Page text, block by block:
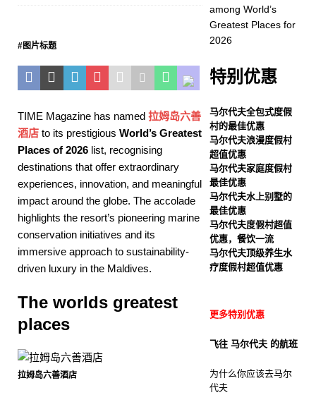
假村
[ 3 月 24, 2026 ] TIME
recognises Six Senses
Laamu among World’s
Greatest Places for 2026
五星级酒店及度假村
#图片标题
TIME Magazine has named 拉姆岛六善
酒店 to its prestigious World’s Greatest
Places of 2026 list, recognising
destinations that offer extraordinary
experiences, innovation, and meaningful
impact around the globe. The accolade
highlights the resort’s pioneering marine
conservation initiatives and its
immersive approach to sustainability-
driven luxury in the Maldives.
The worlds greatest
places
拉姆岛六善酒店
among World’s
Greatest Places for
2026
特别优惠
马尔代夫全包式度假
村的最佳优惠
马尔代夫浪漫度假村
超值优惠
马尔代夫家庭度假村
最佳优惠
马尔代夫水上别墅的
最佳优惠
马尔代夫度假村超值
优惠，餐饮一流
马尔代夫顶级养生水
疗度假村超值优惠
更多特别优惠
飞往 马尔代夫 的航班
为什么你应该去马尔
代夫